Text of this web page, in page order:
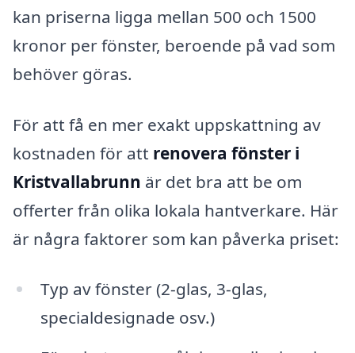
kan priserna ligga mellan 500 och 1500
kronor per fönster, beroende på vad som
behöver göras.
För att få en mer exakt uppskattning av
kostnaden för att renovera fönster i
Kristvallabrunn är det bra att be om
offerter från olika lokala hantverkare. Här
är några faktorer som kan påverka priset:
Typ av fönster (2-glas, 3-glas,
specialdesignade osv.)